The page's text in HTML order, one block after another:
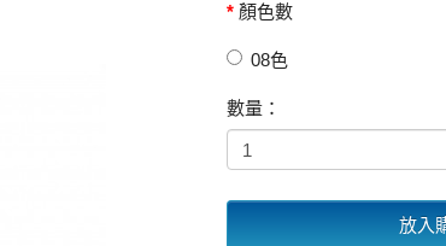
顏色數
08色
數量：
放入